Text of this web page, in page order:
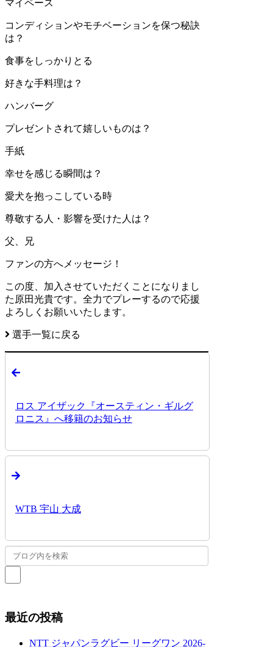
マイペース
コンディションやモチベーションを保つ秘訣
は？
食事をしっかりとる
好きな手料理は？
ハンバーグ
プレゼントされて嬉しいものは？
手紙
幸せを感じる瞬間は？
愛犬を抱っこしている時
尊敬する人・影響を受けた人は？
父、兄
ファンの方へメッセージ！
この度、加入させていただくことになりまし
た原田光貴です。全力でプレーするので応援
よろしくお願いいたします。
選手一覧に戻る
ロス アイザック『オースティン・ギルグ
ロニス』へ移籍のお知らせ
WTB 宇山 大成
最近の投稿
NTT ジャパンラグビー リーグワン 2026-